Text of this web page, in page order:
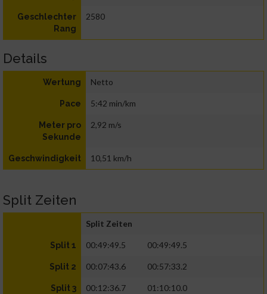
Geschlechter
Rang
2580
Details
Wertung Netto
Pace 5:42 min/km
Meter pro
Sekunde
2,92 m/s
Geschwindigkeit 10,51 km/h
Split Zeiten
Split Zeiten
Split 1 00:49:49.5 00:49:49.5
Split 2 00:07:43.6 00:57:33.2
Split 3 00:12:36.7 01:10:10.0